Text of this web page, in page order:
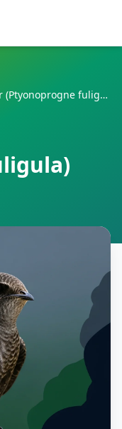
Felsensegler (Ptyonoprogne fuligula)